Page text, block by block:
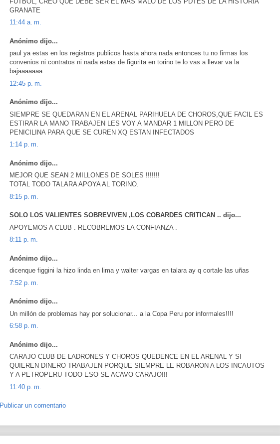
GRANATE
11:44 a. m.
Anónimo dijo...
paul ya estas en los registros publicos hasta ahora nada entonces tu no firmas los
convenios ni contratos ni nada estas de figurita en torino te lo vas a llevar va la
bajaaaaaaa
12:45 p. m.
Anónimo dijo...
SIEMPRE SE QUEDARAN EN EL ARENAL PARIHUELA DE CHOROS,QUE FACIL ES
ESTIRAR LA MANO TRABAJEN LES VOY A MANDAR 1 MILLON PERO DE
PENICILINA PARA QUE SE CUREN XQ ESTAN INFECTADOS
1:14 p. m.
Anónimo dijo...
MEJOR QUE SEAN 2 MILLONES DE SOLES !!!!!!!
TOTAL TODO TALARA APOYA AL TORINO.
8:15 p. m.
SOLO LOS VALIENTES SOBREVIVEN ,LOS COBARDES CRITICAN .. dijo...
APOYEMOS A CLUB . RECOBREMOS LA CONFIANZA .
8:11 p. m.
Anónimo dijo...
dicenque figgini la hizo linda en lima y walter vargas en talara ay q cortale las uñas
7:52 p. m.
Anónimo dijo...
Un millón de problemas hay por solucionar... a la Copa Peru por informales!!!!
6:58 p. m.
Anónimo dijo...
CARAJO CLUB DE LADRONES Y CHOROS QUEDENCE EN EL ARENAL Y SI
QUIEREN DINERO TRABAJEN PORQUE SIEMPRE LE ROBARON A LOS INCAUTOS
Y A PETROPERU TODO ESO SE ACAVO CARAJO!!!
11:40 p. m.
Publicar un comentario